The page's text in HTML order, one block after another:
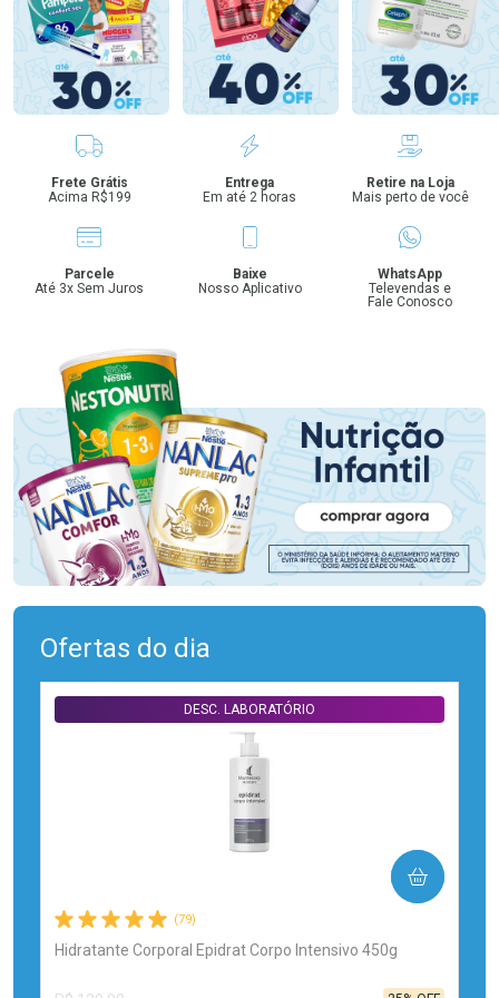
Benefícios
Frete Grátis
Acima R$199
Entrega
Em até 2 horas
Retire na Loja
Mais perto de você
Parcele
Até 3x Sem Juros
Baixe
Nosso Aplicativo
WhatsApp
Televendas e
Fale Conosco
Ofertas do dia
(79)
Hidratante Corporal Epidrat Corpo Intensivo 450g
DESC. LABORATÓRIO
COMPRAR